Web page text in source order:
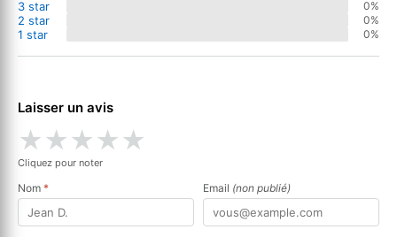
3 star 0%
2 star 0%
1 star 0%
Laisser un avis
★★★★★
Cliquez pour noter
Nom * Email (non publié)